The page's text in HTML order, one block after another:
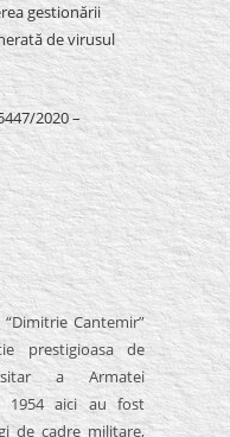
gestionării
de virusul
2020 –
Cantemir”
prestigioasa de
a Armatei
1954 aici au fost
de cadre militare,